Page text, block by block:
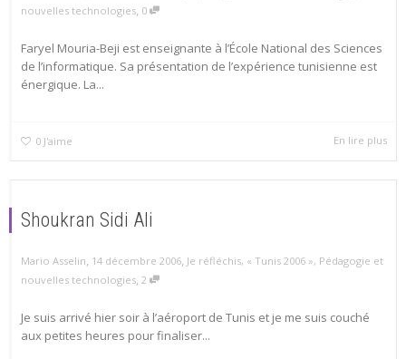
nouvelles technologies, 0
Faryel Mouria-Beji est enseignante à l’École National des Sciences
de l’informatique. Sa présentation de l’expérience tunisienne est
énergique. La...
0 J'aime En lire plus
Shoukran Sidi Ali
Mario Asselin, 14 décembre 2006, Je réfléchis, « Tunis 2006 », Pédagogie et
nouvelles technologies, 2
Je suis arrivé hier soir à l’aéroport de Tunis et je me suis couché
aux petites heures pour finaliser...